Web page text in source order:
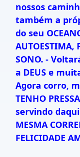
nossos
também a
do seu
AUTOESTIMA,
SONO. -
a DEUS e
Agora corro,
TENHO
servindo
MESMA
FELICIDADE